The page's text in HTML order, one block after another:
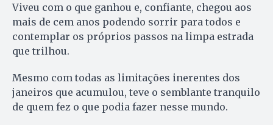
Viveu com o que ganhou e, confiante, chegou aos
mais de cem anos podendo sorrir para todos e
contemplar os próprios passos na limpa estrada
que trilhou.
Mesmo com todas as limitações inerentes dos
janeiros que acumulou, teve o semblante tranquilo
de quem fez o que podia fazer nesse mundo.